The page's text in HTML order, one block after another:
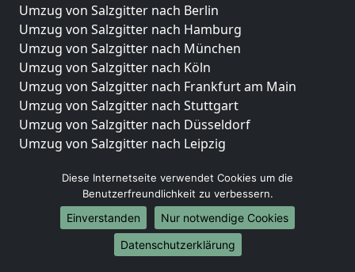
Umzug von Salzgitter nach Berlin
Umzug von Salzgitter nach Hamburg
Umzug von Salzgitter nach München
Umzug von Salzgitter nach Köln
Umzug von Salzgitter nach Frankfurt am Main
Umzug von Salzgitter nach Stuttgart
Umzug von Salzgitter nach Düsseldorf
Umzug von Salzgitter nach Leipzig
Umzug von Salzgitter nach Essen
Umzug von Salzgitter nach Bremen
Umzug von Salzgitter nach Dresden
Umzug von Salzgitter nach Hannover
Umzug von Salzgitter nach Nürnberg
Diese Internetseite verwendet Cookies um die
Benutzerfreundlichkeit zu verbessern.
Einverstanden
Nur notwendige Cookies
Datenschutzerklärung